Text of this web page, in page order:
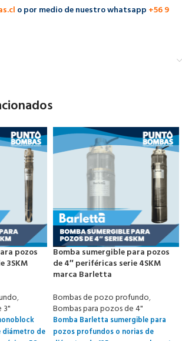
o por medio de nuestro whatsapp +56 9
pozos
3SKM
,
3"
diámetro de
Bomba sumergible para pozos
de 4″ periféricas serie 4SKM
marca Barletta
Bombas de pozo profundo,
Bombas para pozos de 4"
Bomba Barletta sumergible para
pozos profundos o norias de